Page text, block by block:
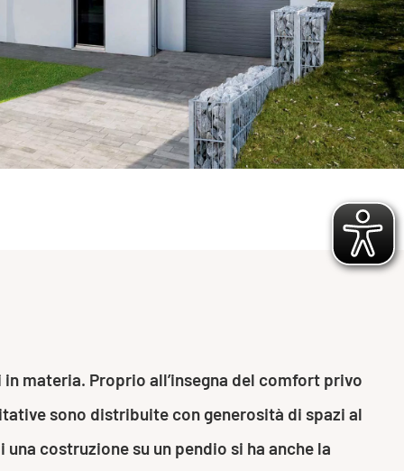
materia. Proprio all’insegna del comfort privo
sono distribuite con generosità di spazi al
costruzione su un pendio si ha anche la